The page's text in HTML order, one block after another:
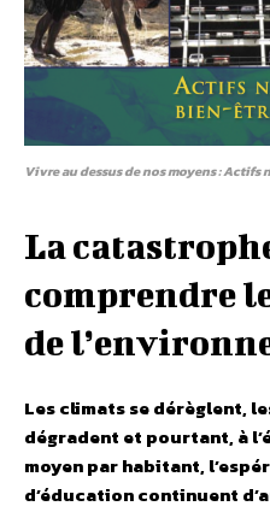
Vivre au dessus de nos moyens :
La
comprendre
de
Les climats se dérèglent,
dégradent et pourtant, à
moyen par habitant,
d’éducation continuent